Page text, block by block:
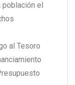
el
al Tesoro